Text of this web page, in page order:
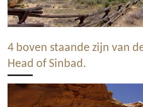
4 boven staande zijn van
Head of Sinbad.